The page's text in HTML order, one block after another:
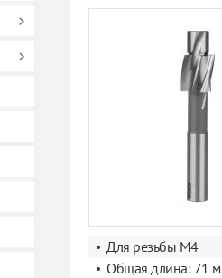
Для резьбы M4
Общая длина: 71